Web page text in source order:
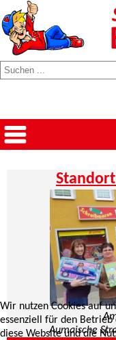
Aumaische
Wir nutzen Cookies auf
essenziell für den
diese Website und die